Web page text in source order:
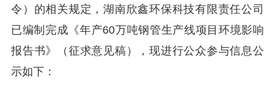
令）的相关规定，湖南欣鑫环保科技有限责任公司
已编制完成《年产60万吨钢管生产线项目环境影响
报告书》（征求意见稿），现进行公众参与信息公
示如下：